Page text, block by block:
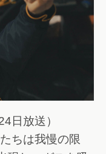
日放送）
ちは我慢の限